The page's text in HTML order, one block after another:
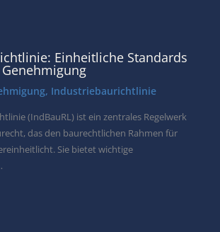
Einheitliche Standards
, Industriebaurichtlinie
(IndBauRL) ist ein zentrales Regelwerk
das den baurechtlichen Rahmen für
Sie bietet wichtige